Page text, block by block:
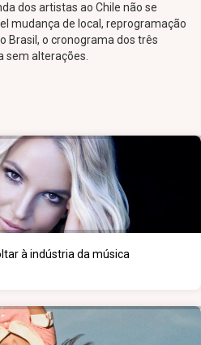
dos artistas ao Chile não se
mudança de local, reprogramação
Brasil, o cronograma dos três
sem alterações.
à indústria da música